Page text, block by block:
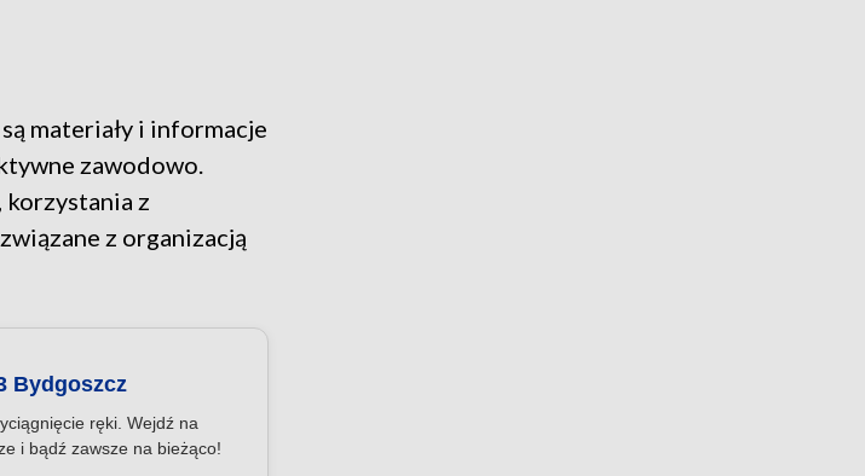
materiały i informacje
zawodowo.
korzystania z
z organizacją
Bydgoszcz
ręki. Wejdź na
i bądź zawsze na bieżąco!